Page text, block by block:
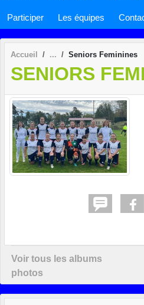
Participer Les équipes
Accueil Seniors Feminines
SENIORS
Voir tous les albums
photos